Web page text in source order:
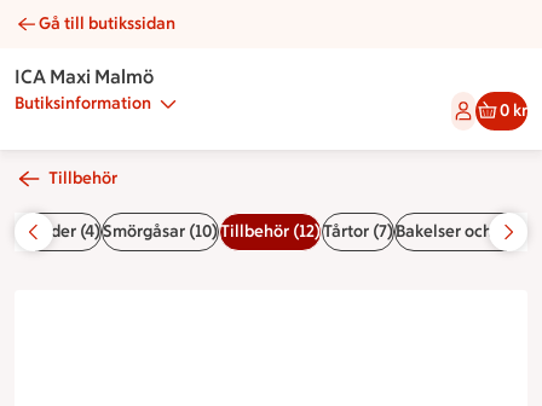
Romsås | Catering ICA Maxi Malmö
Gå till butikssidan
ICA Maxi Malmö
Butiksinformation 0 kr
Tillbehör
Måltider (4)Smörgåsar (10)Tillbehör (12)Tårtor (7)Bakelser och